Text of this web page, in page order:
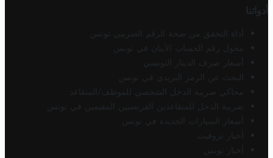
أدواتنا
أداة التحقق من صحة الرقم الضريبي تونس
محول رقم الحساب الآيبان في تونس
أسعار صرف الدينار التونسي
البحث عن الرمز البريدي في تونس
محاكي ضريبة الدخل الشخصي للموظف/المتقاعد
ضريبة الدخل للمتقاعدين الفرنسيين المقيمين في تونس
أسعار السيارات الجديدة في تونس
أخبار تروفيت
أخبار تونس